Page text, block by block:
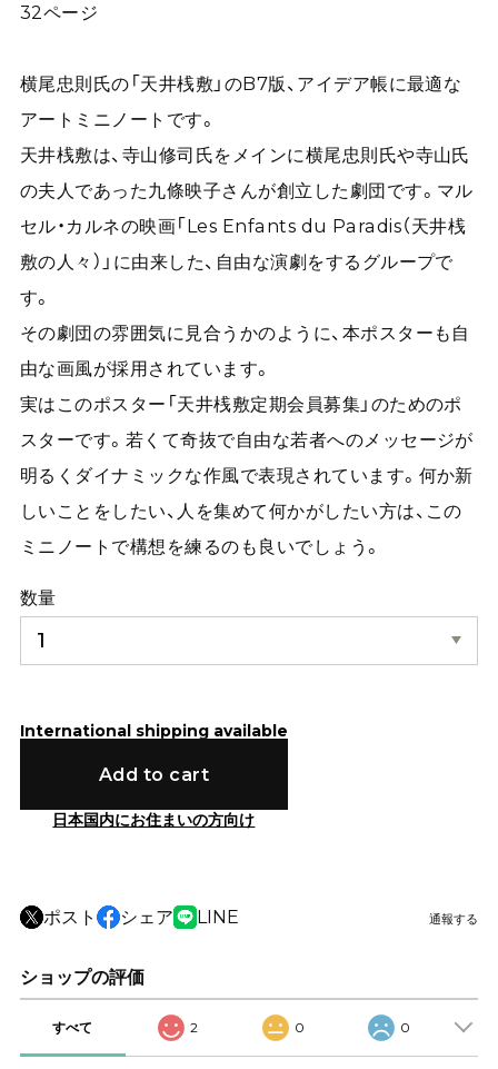
32ページ
横尾忠則氏の「天井桟敷」のB7版、アイデア帳に最適な
アートミニノートです。
天井桟敷は、寺山修司氏をメインに横尾忠則氏や寺山氏
の夫人であった九條映子さんが創立した劇団です。マル
セル・カルネの映画「Les Enfants du Paradis（天井桟
敷の人々）」に由来した、自由な演劇をするグループで
す。
その劇団の雰囲気に見合うかのように、本ポスターも自
由な画風が採用されています。
実はこのポスター「天井桟敷定期会員募集」のためのポ
スターです。若くて奇抜で自由な若者へのメッセージが
明るくダイナミックな作風で表現されています。何か新
しいことをしたい、人を集めて何かがしたい方は、この
ミニノートで構想を練るのも良いでしょう。
数量
International shipping available
Add to cart
日本国内にお住まいの方向け
ポスト シェア LINE 通報する
ショップの評価
すべて 2 0 0